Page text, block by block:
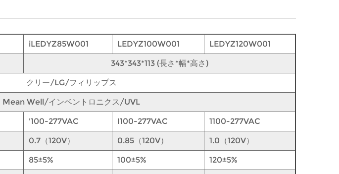
iLEDYZ85W001 LEDYZ100W001 LEDYZ120W001
343*343*113 (長さ*幅*高さ)
クリー/LG/フィリップス
Mean Well/インベントロニクス/UVL
'100-277VAC I100-277VAC 1100-277VAC
0.7（120V） 0.85（120V） 1.0（120V）
85±5% 100±5% 120±5%